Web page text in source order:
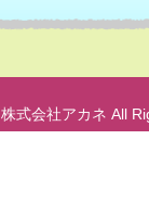
株式会社アカネ All